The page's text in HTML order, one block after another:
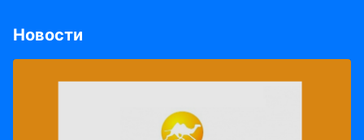
Новости